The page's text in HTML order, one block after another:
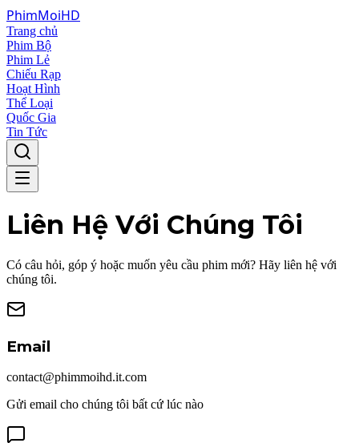
PhimMoiHD
Trang chủ
Phim Bộ
Phim Lẻ
Chiếu Rạp
Hoạt Hình
Thể Loại
Quốc Gia
Tin Tức
Liên Hệ Với Chúng Tôi
Có câu hỏi, góp ý hoặc muốn yêu cầu phim mới? Hãy liên hệ với
chúng tôi.
Email
contact@phimmoihd.it.com
Gửi email cho chúng tôi bất cứ lúc nào